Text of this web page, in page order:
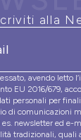
alla
avendo letto
EU 2016/679,
personali per
di comunicazioni
newsletter ed e-
tradizionali, quali